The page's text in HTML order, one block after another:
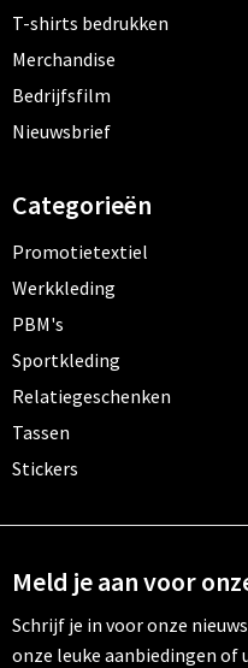
T-shirts bedrukken
Merchandise
Bedrijfsfilm
Nieuwsbrief
Categorieën
Promotietextiel
Werkkleding
PBM's
Sportkleding
Relatiegeschenken
Tassen
Stickers
Meld je aan voor
Schrijf je in voor onze
onze leuke aanbiedingen of